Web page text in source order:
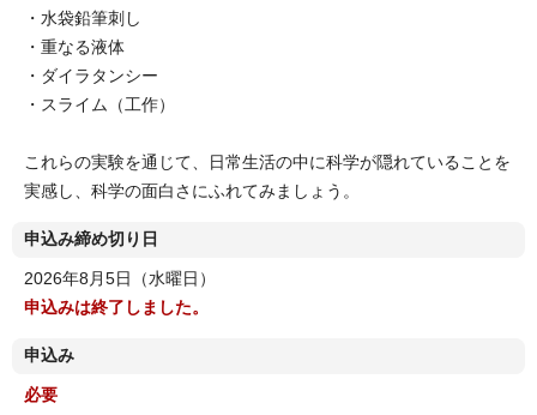
・水袋鉛筆刺し
・重なる液体
・ダイラタンシー
・スライム（工作）
これらの実験を通じて、日常生活の中に科学が隠れていることを
実感し、科学の面白さにふれてみましょう。
申込み締め切り日
2026年8月5日（水曜日）
申込みは終了しました。
申込み
必要